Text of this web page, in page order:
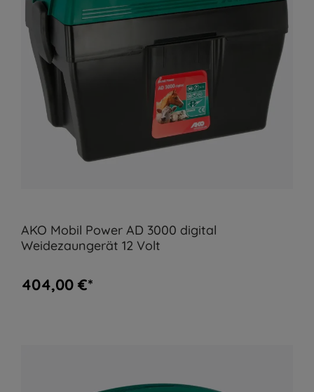
AKO Mobil Power AD 3000 digital
Weidezaungerät 12 Volt
404,00 €*